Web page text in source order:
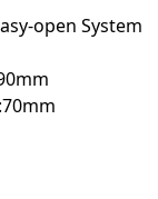
open System